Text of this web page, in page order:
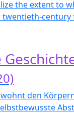
the extent to
century
den